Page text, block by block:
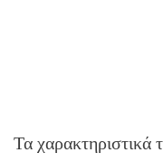
Τα χαρακτηριστικά